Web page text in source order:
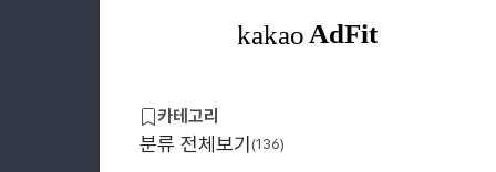
카테고리
분류 전체보기(136)